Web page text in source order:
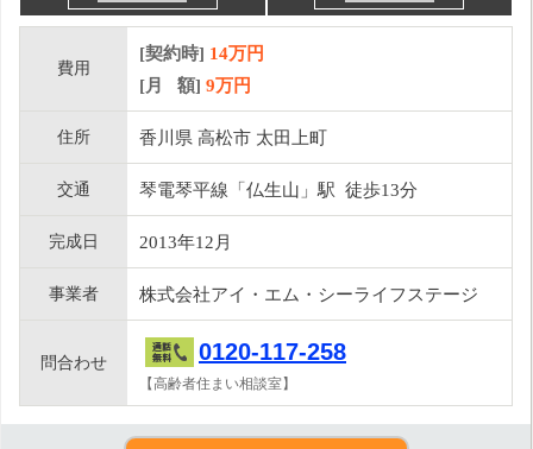
費用
[契約時] 14万円
[月 額] 9万円
住所 香川県 高松市 太田上町
交通 琴電琴平線「仏生山」駅 徒歩13分
完成日 2013年12月
事業者 株式会社アイ・エム・シーライフステージ
問合わせ 0120-117-258
【高齢者住まい相談室】